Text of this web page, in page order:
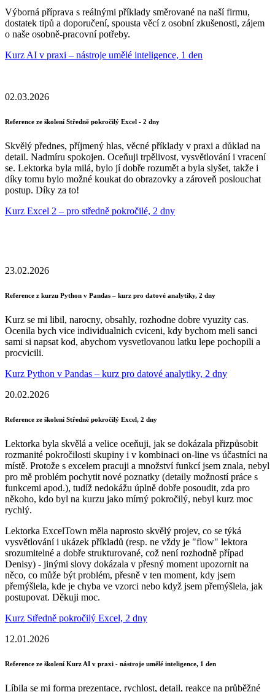
Výborná příprava s reálnými příklady směrované na naší firmu,
dostatek tipů a doporučení, spousta věcí z osobní zkušenosti, zájem
o naše osobně-pracovní potřeby.
Kurz AI v praxi – nástroje umělé inteligence, 1 den
02.03.2026
Reference ze školení Středně pokročilý Excel - 2 dny
Skvělý přednes, příjmený hlas, věcné příklady v praxi a důklad na
detail. Nadmíru spokojen. Oceňuji trpělivost, vysvětlování i vracení
se. Lektorka byla milá, bylo jí dobře rozumět a byla slyšet, takže i
díky tomu bylo možné koukat do obrazovky a zároveň poslouchat
postup. Díky za to!
Kurz Excel 2 – pro středně pokročilé, 2 dny
23.02.2026
Reference z kurzu Python v Pandas – kurz pro datové analytiky, 2 dny
Kurz se mi libil, narocny, obsahly, rozhodne dobre vyuzity cas.
Ocenila bych vice individualnich cviceni, kdy bychom meli sanci
sami si napsat kod, abychom vysvetlovanou latku lepe pochopili a
procvicili.
Kurz Python v Pandas – kurz pro datové analytiky, 2 dny
20.02.2026
Reference ze školení Středně pokročilý Excel, 2 dny
Lektorka byla skvělá a velice oceňuji, jak se dokázala přizpůsobit
rozmanité pokročilosti skupiny i v kombinaci on-line vs účastníci na
místě. Protože s excelem pracuji a množství funkcí jsem znala, nebyl
pro mě problém pochytit nové poznatky (detaily možností práce s
funkcemi apod.), tudíž nedokážu úplně dobře posoudit, zda pro
někoho, kdo byl na kurzu jako mírný pokročilý, nebyl kurz moc
rychlý.
Lektorka ExcelTown měla naprosto skvělý projev, co se týká
vysvětlování i ukázek příkladů (resp. ne vždy je "flow" lektora
srozumitelné a dobře strukturované, což není rozhodně případ
Denisy) - jinými slovy dokázala v přesný moment upozornit na
něco, co může být problém, přesně v ten moment, kdy jsem
přemýšlela, kde je chyba ve vzorci nebo když jsem přemýšlela, jak
postupovat. Děkuji moc.
Kurz Středně pokročilý Excel, 2 dny
12.01.2026
Reference ze školení Kurz AI v praxi - nástroje umělé inteligence, 1 den
Líbila se mi forma prezentace, rychlost, detail, reakce na průběžné